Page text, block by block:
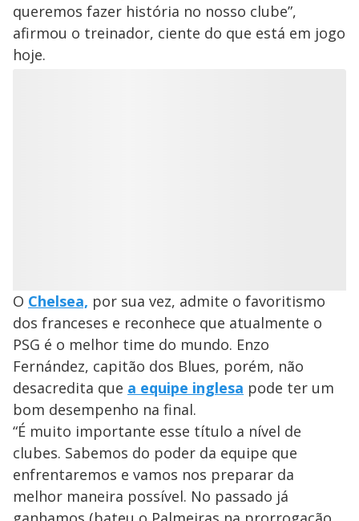
queremos fazer história no nosso clube”,
afirmou o treinador, ciente do que está em jogo
hoje.
O Chelsea, por sua vez, admite o favoritismo
dos franceses e reconhece que atualmente o
PSG é o melhor time do mundo. Enzo
Fernández, capitão dos Blues, porém, não
desacredita que a equipe inglesa pode ter um
bom desempenho na final.
“É muito importante esse título a nível de
clubes. Sabemos do poder da equipe que
enfrentaremos e vamos nos preparar da
melhor maneira possível. No passado já